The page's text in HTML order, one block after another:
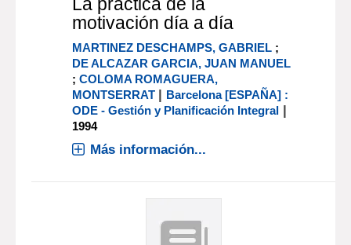
motivación día a día
MARTINEZ DESCHAMPS, GABRIEL ;
DE ALCAZAR GARCIA, JUAN MANUEL
;COLOMA ROMAGUERA,
MONTSERRAT | Barcelona [ESPAÑA] :
ODE - Gestión y Planificación Integral |
1994
Más información...